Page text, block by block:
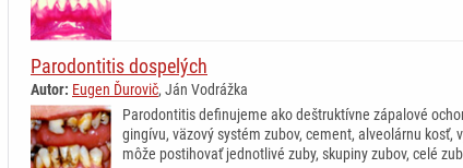
Parodontitis dospelých
Autor: Eugen Ďurovič, Ján Vodrážka
Parodontitis definujeme ako deštruktívne zápalové
gingívu, väzový systém zubov, cement, alveolárnu
môže postihovať jednotlivé zuby, skupiny zubov, celé